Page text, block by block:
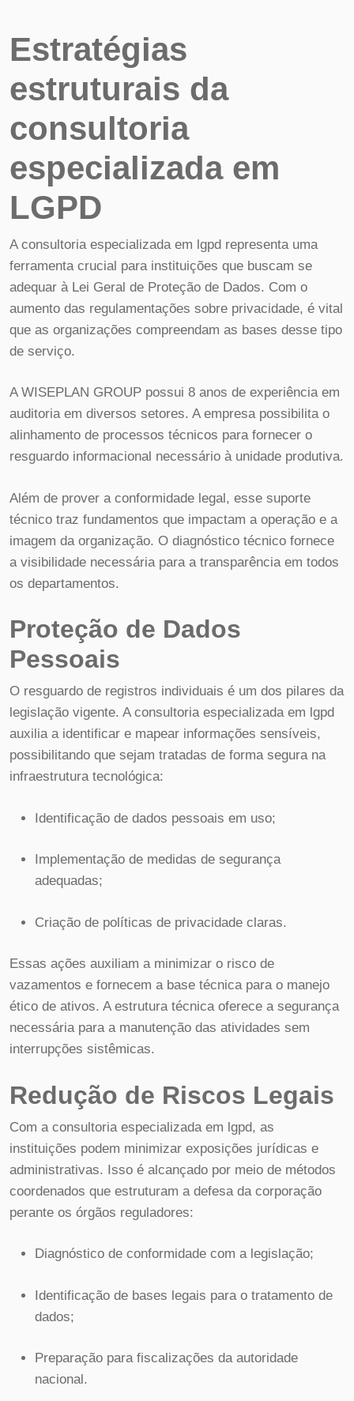
Estratégias
estruturais da
consultoria
especializada em
LGPD
A consultoria especializada em lgpd representa uma
ferramenta crucial para instituições que buscam se
adequar à Lei Geral de Proteção de Dados. Com o
aumento das regulamentações sobre privacidade, é vital
que as organizações compreendam as bases desse tipo
de serviço.
A WISEPLAN GROUP possui 8 anos de experiência em
auditoria em diversos setores. A empresa possibilita o
alinhamento de processos técnicos para fornecer o
resguardo informacional necessário à unidade produtiva.
Além de prover a conformidade legal, esse suporte
técnico traz fundamentos que impactam a operação e a
imagem da organização. O diagnóstico técnico fornece
a visibilidade necessária para a transparência em todos
os departamentos.
Proteção de Dados
Pessoais
O resguardo de registros individuais é um dos pilares da
legislação vigente. A consultoria especializada em lgpd
auxilia a identificar e mapear informações sensíveis,
possibilitando que sejam tratadas de forma segura na
infraestrutura tecnológica:
Identificação de dados pessoais em uso;
Implementação de medidas de segurança
adequadas;
Criação de políticas de privacidade claras.
Essas ações auxiliam a minimizar o risco de
vazamentos e fornecem a base técnica para o manejo
ético de ativos. A estrutura técnica oferece a segurança
necessária para a manutenção das atividades sem
interrupções sistêmicas.
Redução de Riscos Legais
Com a consultoria especializada em lgpd, as
instituições podem minimizar exposições jurídicas e
administrativas. Isso é alcançado por meio de métodos
coordenados que estruturam a defesa da corporação
perante os órgãos reguladores:
Diagnóstico de conformidade com a legislação;
Identificação de bases legais para o tratamento de
dados;
Preparação para fiscalizações da autoridade
nacional.